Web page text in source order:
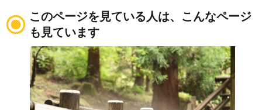
このページを見ている人は、こんなページ
も見ています